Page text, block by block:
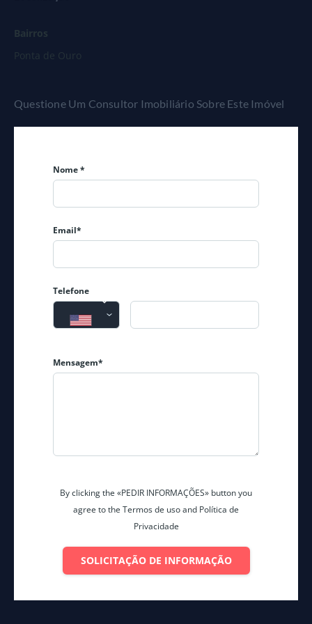
Bairros
Ponta de Ouro
Questione Um Consultor Imobiliário Sobre Este Imóvel
Nome *
Email*
Telefone
Mensagem*
By clicking the «PEDIR INFORMAÇÕES» button you
agree to the Termos de uso and Política de
Privacidade
SOLICITAÇÃO DE INFORMAÇÃO